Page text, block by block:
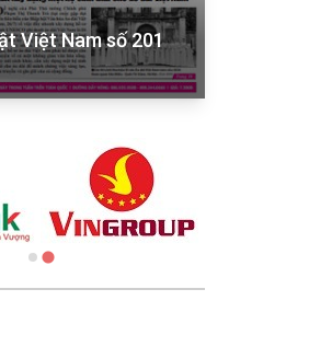
Việt Nam số 201